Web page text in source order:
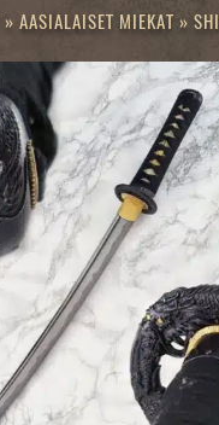
» AASIALAISET MIEKAT »